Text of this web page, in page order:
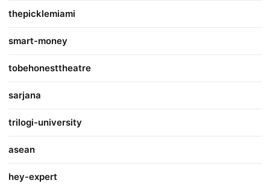
thepicklemiami
smart-money
tobehonesttheatre
sarjana
trilogi-university
asean
hey-expert